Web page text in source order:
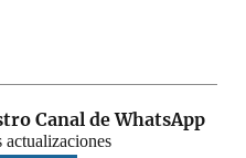
Canal de WhatsApp
actualizaciones